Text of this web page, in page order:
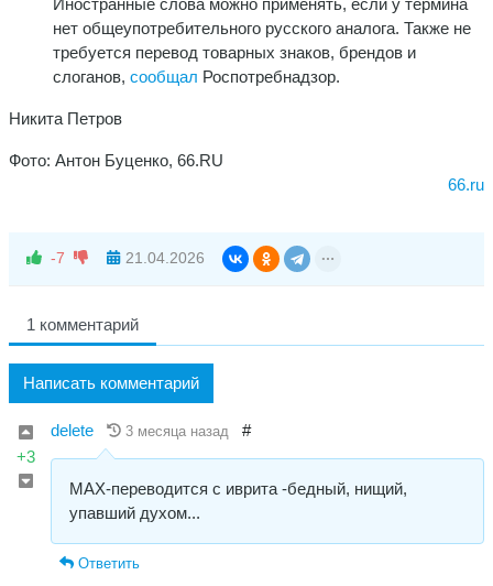
нет общеупотребительного русского аналога. Также не
требуется перевод товарных знаков, брендов и
слоганов, сообщал Роспотребнадзор.
Никита Петров
Фото: Антон Буценко, 66.RU
66.ru
-7 21.04.2026
1 комментарий
Написать комментарий
+3
delete 3 месяца назад #
МАХ-переводится с иврита -бедный, нищий,
упавший духом...
Ответить